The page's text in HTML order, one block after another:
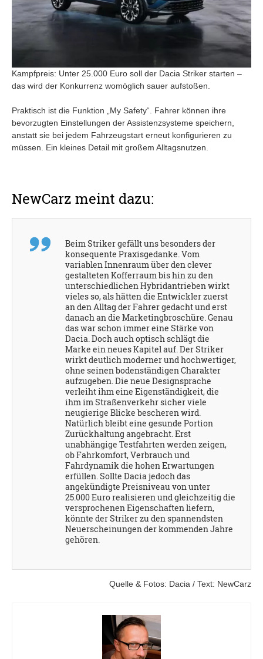
Kampfpreis: Unter 25.000 Euro soll der Dacia Striker starten –
das wird der Konkurrenz womöglich sauer aufstoßen.
Praktisch ist die Funktion „My Safety“. Fahrer können ihre
bevorzugten Einstellungen der Assistenzsysteme speichern,
anstatt sie bei jedem Fahrzeugstart erneut konfigurieren zu
müssen. Ein kleines Detail mit großem Alltagsnutzen.
NewCarz meint dazu:
Beim Striker gefällt uns besonders der
konsequente Praxisgedanke. Vom
variablen Innenraum über den clever
gestalteten Kofferraum bis hin zu den
unterschiedlichen Hybridantrieben wirkt
vieles so, als hätten die Entwickler zuerst
an den Alltag der Fahrer gedacht und erst
danach an die Marketingbroschüre. Genau
das war schon immer eine Stärke von
Dacia. Doch auch optisch schlägt die
Marke ein neues Kapitel auf. Der Striker
wirkt deutlich moderner und hochwertiger,
ohne seinen bodenständigen Charakter
aufzugeben. Die neue Designsprache
verleiht ihm eine Eigenständigkeit, die
ihm im Straßenverkehr sicher viele
neugierige Blicke bescheren wird.
Natürlich bleibt eine gesunde Portion
Zurückhaltung angebracht. Erst
unabhängige Testfahrten werden zeigen,
ob Fahrkomfort, Verbrauch und
Fahrdynamik die hohen Erwartungen
erfüllen. Sollte Dacia jedoch das
angekündigte Preisniveau von unter
25.000 Euro realisieren und gleichzeitig die
versprochenen Eigenschaften liefern,
könnte der Striker zu den spannendsten
Neuerscheinungen der kommenden Jahre
gehören.
Quelle & Fotos: Dacia / Text: NewCarz